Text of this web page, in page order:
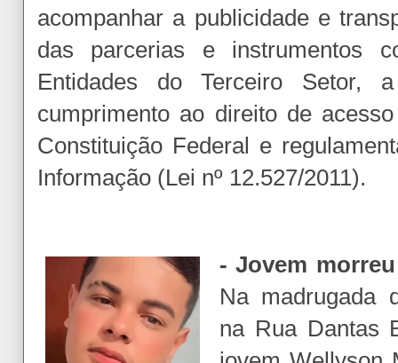
acompanhar a publicidade e
das parcerias e instrumentos
Entidades do Terceiro
cumprimento ao direito de
Constituição Federal e
Informação (Lei nº 12.527/2011).
- Jovem
Na madrugada
na Rua Dantas